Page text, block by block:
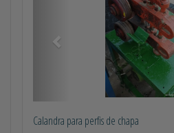
Calandra para perfis de chapa